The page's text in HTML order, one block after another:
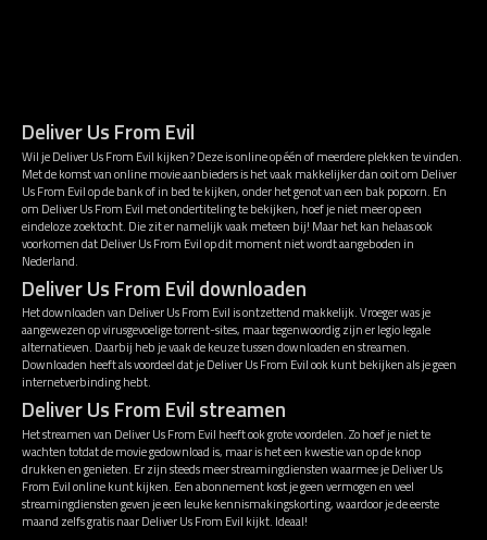
Deliver Us From Evil
Wil je Deliver Us From Evil kijken? Deze is online op één of meerdere plekken te vinden.
Met de komst van online movie aanbieders is het vaak makkelijker dan ooit om Deliver
Us From Evil op de bank of in bed te kijken, onder het genot van een bak popcorn. En
om Deliver Us From Evil met ondertiteling te bekijken, hoef je niet meer op een
eindeloze zoektocht. Die zit er namelijk vaak meteen bij! Maar het kan helaas ook
voorkomen dat Deliver Us From Evil op dit moment niet wordt aangeboden in
Nederland.
Deliver Us From Evil downloaden
Het downloaden van Deliver Us From Evil is ontzettend makkelijk. Vroeger was je
aangewezen op virusgevoelige torrent-sites, maar tegenwoordig zijn er legio legale
alternatieven. Daarbij heb je vaak de keuze tussen downloaden en streamen.
Downloaden heeft als voordeel dat je Deliver Us From Evil ook kunt bekijken als je geen
internetverbinding hebt.
Deliver Us From Evil streamen
Het streamen van Deliver Us From Evil heeft ook grote voordelen. Zo hoef je niet te
wachten totdat de movie gedownload is, maar is het een kwestie van op de knop
drukken en genieten. Er zijn steeds meer streamingdiensten waarmee je Deliver Us
From Evil online kunt kijken. Een abonnement kost je geen vermogen en veel
streamingdiensten geven je een leuke kennismakingskorting, waardoor je de eerste
maand zelfs gratis naar Deliver Us From Evil kijkt. Ideaal!